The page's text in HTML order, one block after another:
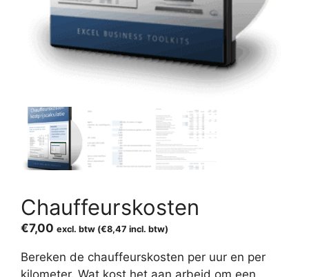
Chauffeurskosten
€7,00 excl. btw (€8,47 incl. btw)
Bereken de chauffeurskosten per uur en per